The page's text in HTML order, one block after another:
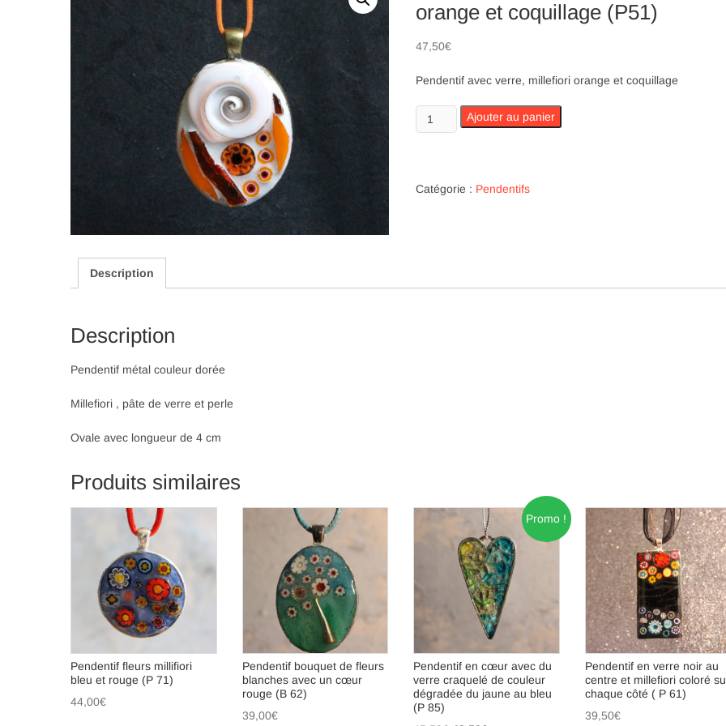
orange et coquillage (P51)
47,50€
Pendentif avec verre, millefiori orange et coquillage
quantité
de
verre,
Ajouter au panier
Catégorie : Pendentifs
Description
Description
Pendentif métal couleur dorée
Millefiori , pâte de verre et perle
Ovale avec longueur de 4 cm
Produits similaires
Pendentif fleurs millifiori
bleu et rouge (P 71)
44,00€
Pendentif bouquet de fleurs
blanches avec un cœur
rouge (B 62)
39,00€
Promo !
Pendentif en cœur avec du
verre craquelé de couleur
dégradée du jaune au bleu
(P 85)
Pendentif en verre noir au
centre et millefiori coloré
chaque côté ( P 61)
39,50€